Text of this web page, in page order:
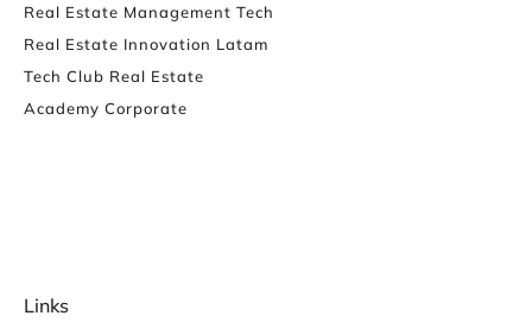
Real Estate Management Tech
Real Estate Innovation Latam
Tech Club Real Estate
Academy Corporate
Links